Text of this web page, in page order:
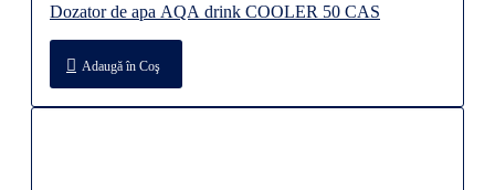
Dozator de apa AQA drink COOLER 50 CAS
Adaugă în Coş